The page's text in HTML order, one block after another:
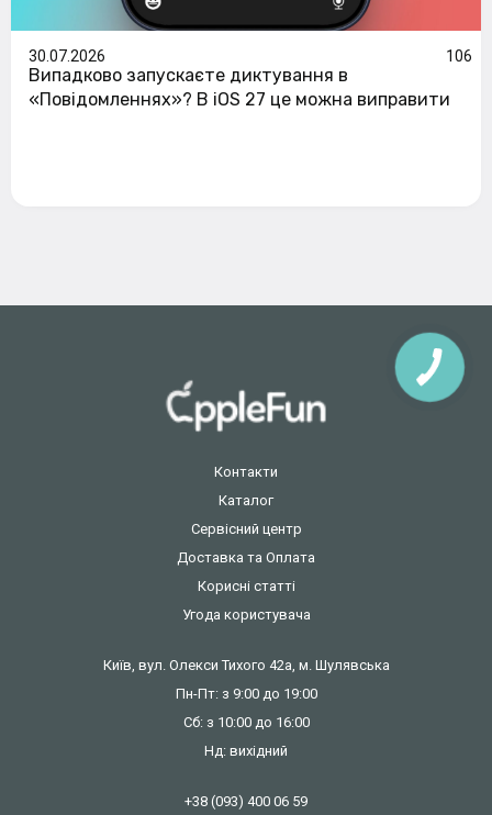
30.07.2026 106
Випадково запускаєте диктування в
«Повідомленнях»? В iOS 27 це можна виправити
Контакти
Каталог
Сервісний центр
Доставка та Оплата
Корисні статті
Угода користувача
Київ, вул. Олекси Тихого 42а, м. Шулявська
Пн-Пт: з 9:00 до 19:00
Сб: з 10:00 до 16:00
Нд: вихідний
+38 (093) 400 06 59
КНОПКА
ЗВ'ЯЗКУ